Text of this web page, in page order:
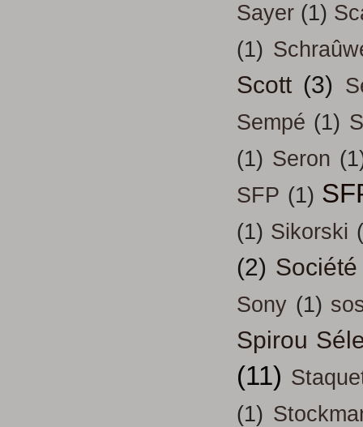
Sayer (1)
(1)
Scott (3)
Sempé (1)
(1) Seron
SFP (1)
(1) Sikorski
(2) Société
Sony (1)
Spirou
(11)
(1)